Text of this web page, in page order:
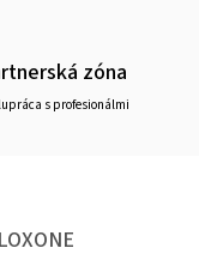
zóna
s profesionálmi
LOXONE